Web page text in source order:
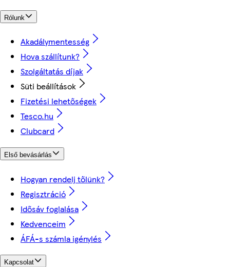
Rólunk
Akadálymentesség
Hova szállítunk?
Szolgáltatás díjak
Süti beállítások
Fizetési lehetőségek
Tesco.hu
Clubcard
Első bevásárlás
Hogyan rendelj tőlünk?
Regisztráció
Idősáv foglalása
Kedvenceim
ÁFÁ-s számla igénylés
Kapcsolat